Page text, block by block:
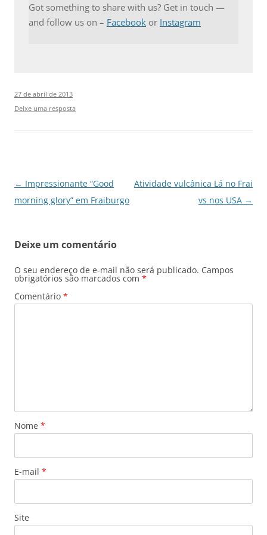
Got something to share with us? Get in touch —
and follow us on – Facebook or Instagram
27 de abril de 2013
Deixe uma resposta
Navegação
de
← Impressionante “Good
morning glory” em Fraiburgo
Atividade vulcânica Lá no Frai
vs nos USA →
Deixe um comentário
O seu endereço de e-mail não será publicado. Campos
obrigatórios são marcados com *
Comentário *
Nome *
E-mail *
Site